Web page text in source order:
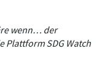
wenn… der
Plattform SDG Watch